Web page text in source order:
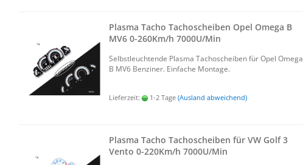
Plas­ma Tacho Ta­cho­schei­ben Opel Omega B
MV6 0-​260Km/h 7000U/Min
Selbst­leuch­ten­de Plas­ma Ta­cho­schei­ben für Opel Omega
B MV6 Ben­zi­ner. Ein­fa­che Mon­ta­ge.
Lieferzeit: 1-2 Tage (Ausland abweichend)
Plas­ma Tacho Ta­cho­schei­ben für VW Golf 3
Vento 0-​220Km/h 7000U/Min